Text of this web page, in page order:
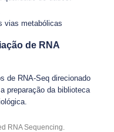
vias metabólicas
de RNA
de RNA-Seq direcionado
preparação da biblioteca